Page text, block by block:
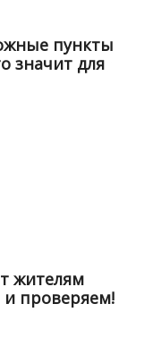
пункты
значит для
жителям
проверяем!